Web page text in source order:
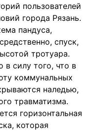
пользователей
города Рязань.
пандуса,
спуск,
тротуара.
в силу того, что в
коммунальных
наледью,
травматизма.
горизонтальная
которая